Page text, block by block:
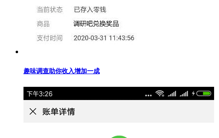
趣味调查助你收入增加一成